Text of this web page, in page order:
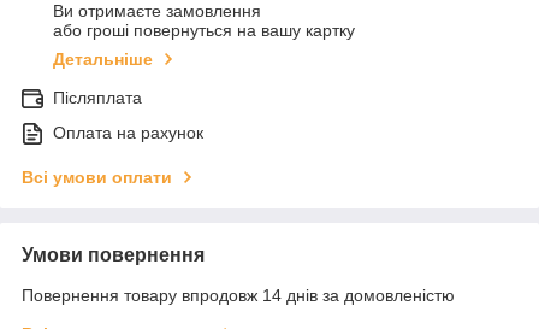
Ви отримаєте замовлення
або гроші повернуться на вашу картку
Детальніше
Післяплата
Оплата на рахунок
Всі умови оплати
Умови повернення
Повернення товару впродовж 14 днів за домовленістю